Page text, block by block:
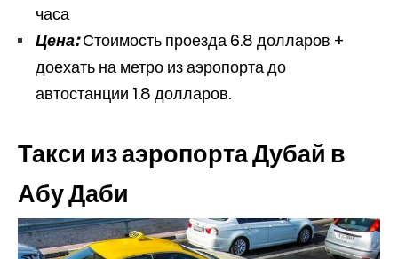
часа
Цена:Стоимость проезда 6.8 долларов +
доехать на метро из аэропорта до
автостанции 1.8 долларов.
Такси из аэропорта Дубай в
Абу Даби